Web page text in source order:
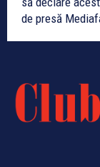
de presă